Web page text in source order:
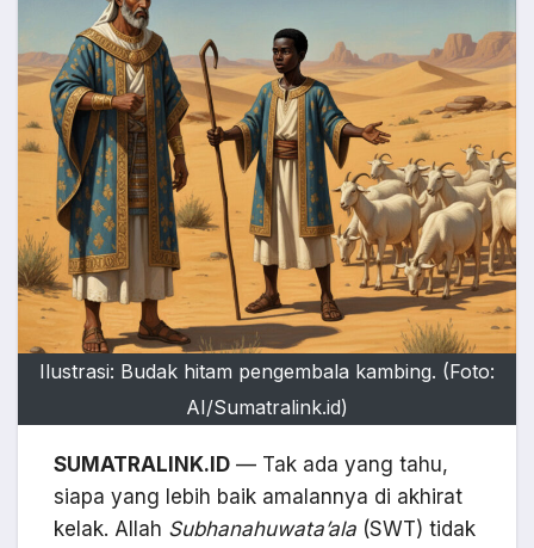
Ilustrasi: Budak hitam pengembala kambing. (Foto:
AI/Sumatralink.id)
SUMATRALINK.ID — Tak ada yang tahu,
siapa yang lebih baik amalannya di akhirat
kelak. Allah Subhanahuwata’ala (SWT) tidak